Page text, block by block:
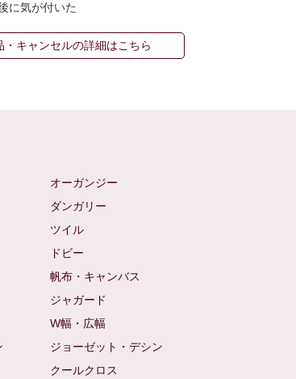
に気が付いた
・キャンセルの詳細はこちら
オーガンジー
ダンガリー
ツイル
ドビー
帆布・キャンバス
ジャガード
W幅・広幅
ジョーゼット・デシン
クールクロス